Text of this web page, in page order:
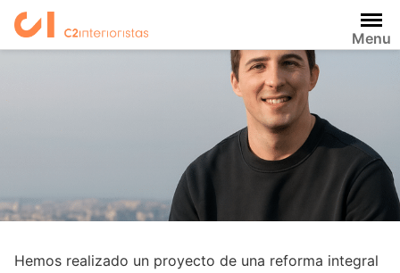
Saltar
contenido
Menu
Hemos realizado un proyecto de una reforma integral